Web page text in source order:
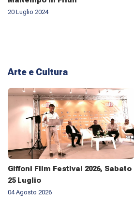
20 Luglio 2024
Arte e Cultura
Giffoni Film Festival 2026, Sabato
25 Luglio
04 Agosto 2026